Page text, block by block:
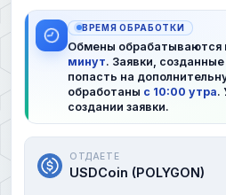
ВРЕМЯ ОБРАБОТКИ
Обмены обрабатываются
минут. Заявки, созданные
попасть на
обработаны с 10:00 утра.
создании заявки.
ОТДАЕТЕ
USDCoin (POLYGON)